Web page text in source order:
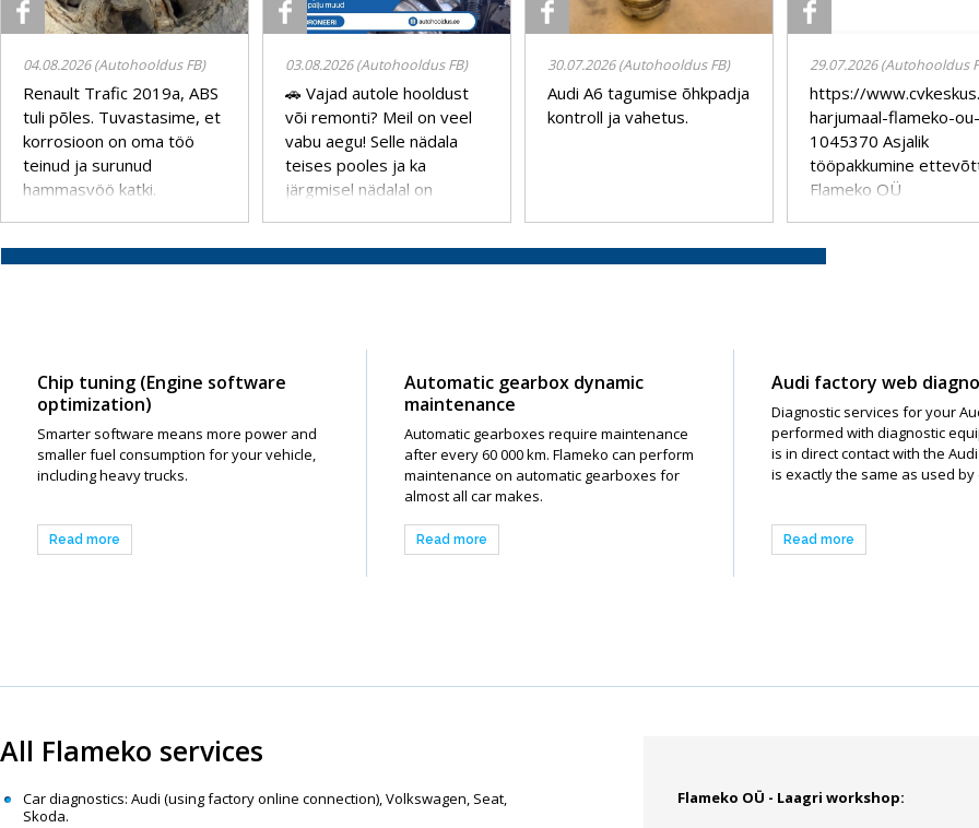
04.08.2026 (Autohooldus FB)
Renault Trafic 2019a, ABS
tuli põles. Tuvastasime, et
korrosioon on oma töö
teinud ja surunud
hammasvöö katki.
03.08.2026 (Autohooldus FB)
🚗 Vajad autole hooldust
või remonti? Meil on veel
vabu aegu! Selle nädala
teises pooles ja ka
järgmisel nädalal on
kliimaseadme täitmiseks ja
30.07.2026 (Autohooldus FB)
Audi A6 tagumise õhkpadja
kontroll ja vahetus.
29.07.2026 (Autohooldus
https://
harjumaal-flameko-ou-
1045370 Asjalik
tööpakkumine
Flameko OÜ
Chip tuning (Engine software
optimization)
Smarter software means more power and
smaller fuel consumption for your vehicle,
including heavy trucks.
Read more
Automatic gearbox dynamic
maintenance
Automatic gearboxes require maintenance
after every 60 000 km. Flameko can perform
maintenance on automatic gearboxes for
almost all car makes.
Read more
Audi factory web
Diagnostic services for your
performed with diagnostic
is in direct contact with the
is exactly the same as used by
Read more
All Flameko services
Car diagnostics: Audi (using factory online connection), Volkswagen, Seat,
Skoda.
Flameko OÜ - Laagri workshop: